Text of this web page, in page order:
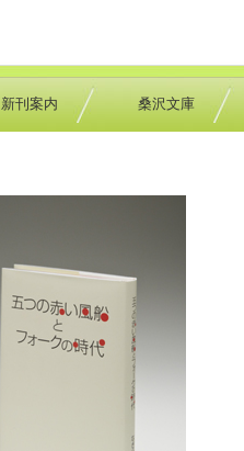
桑沢文庫
新刊案内